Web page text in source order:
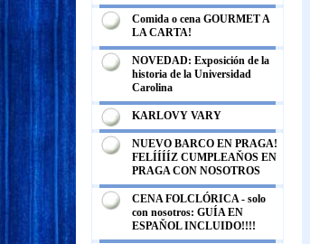
Comida o cena GOURMET A
LA CARTA!
NOVEDAD: Exposición de la
historia de la Universidad
Carolina
KARLOVY VARY
NUEVO BARCO EN PRAGA!
FELÍÍÍÍZ CUMPLEAŇOS EN
PRAGA CON NOSOTROS
CENA FOLCLÓRICA - solo
con nosotros: GUÍA EN
ESPAŇOL INCLUIDO!!!!